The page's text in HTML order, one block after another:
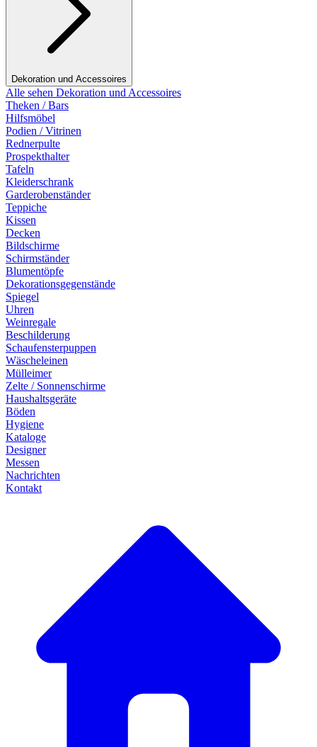
Dekoration und Accessoires
Alle sehen Dekoration und Accessoires
Theken / Bars
Hilfsmöbel
Podien / Vitrinen
Rednerpulte
Prospekthalter
Tafeln
Kleiderschrank
Garderobenständer
Teppiche
Kissen
Decken
Bildschirme
Schirmständer
Blumentöpfe
Dekorationsgegenstände
Spiegel
Uhren
Weinregale
Beschilderung
Schaufensterpuppen
Wäscheleinen
Mülleimer
Zelte / Sonnenschirme
Haushaltsgeräte
Böden
Hygiene
Kataloge
Designer
Messen
Nachrichten
Kontakt